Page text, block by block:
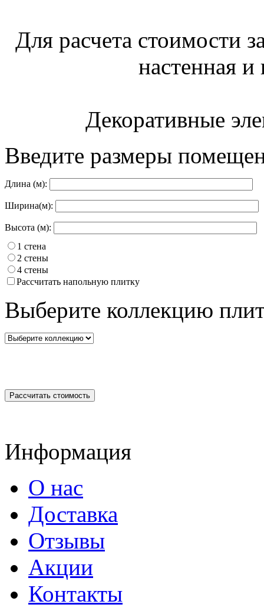
Для расчета стоимости
настенная и
Декоративные
Введите размеры
Длина (м):
Ширина(м):
Высота (м):
1 стена
2 стены
4 стены
Рассчитать напольную плитку
Выберите коллекцию
Информация
О нас
Доставка
Отзывы
Акции
Контакты